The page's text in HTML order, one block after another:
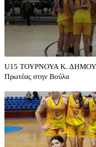
U15 ΤΟΥΡΝΟΥΑ Κ. ΔΗΜΟΥ :
Πρωτέας στην Βούλα